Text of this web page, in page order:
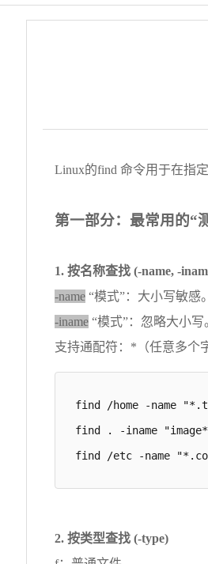
Linux的find 命令用于在指
第一部分：最常用的“
1. 按名称查找 (-name, -
-name“模式”：大小写敏感。
-iname“模式”：忽略大小写
支持通配符：*（任意多个
find /home -name
find . -iname
find /etc -name
2. 按类型查找 (-type)